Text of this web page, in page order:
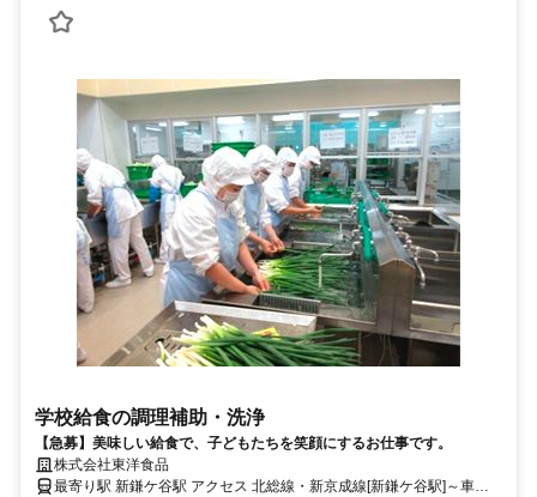
学校給食の調理補助・洗浄
【急募】美味しい給食で、子どもたちを笑顔にするお仕事です。
株式会社東洋食品
最寄り駅 新鎌ケ谷駅 アクセス 北総線・新京成線[新鎌ケ谷駅]～車で